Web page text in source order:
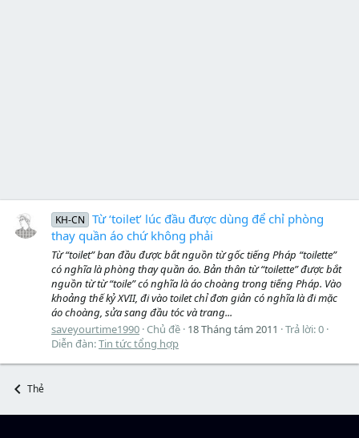
KH-CN
Từ ‘toilet’ lúc đầu được dùng để chỉ phòng
thay quần áo chứ không phải
Từ “toilet” ban đầu được bắt nguồn từ gốc tiếng Pháp “toilette”
có nghĩa là phòng thay quần áo. Bản thân từ “toilette” được bắt
nguồn từ từ “toile” có nghĩa là áo choàng trong tiếng Pháp. Vào
khoảng thế kỷ XVII, đi vào toilet chỉ đơn giản có nghĩa là đi mặc
áo choàng, sửa sang đầu tóc và trang...
saveyourtime1990 Chủ đề 18 Tháng tám 2011
Trả lời: 0
Diễn đàn:Tin tức tổng hợp
Thẻ